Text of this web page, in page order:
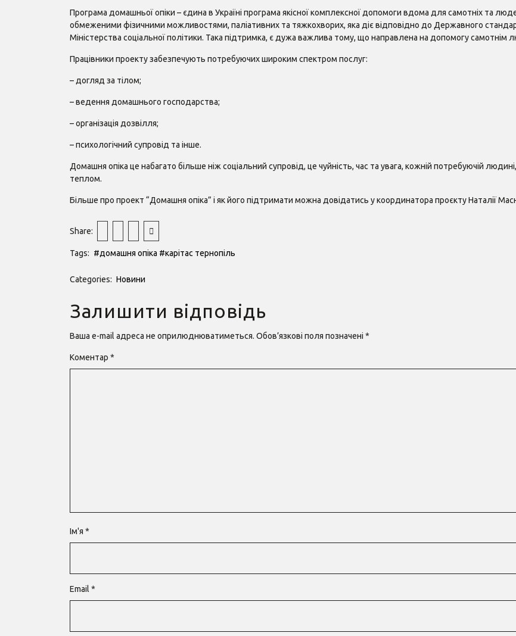
Програма домашньої опіки – єдина в Україні програма якісної комплексної допомоги вдома для самотніх та
обмеженими фізичними можливостями, паліативних та тяжкохворих, яка діє відповідно до Державного
Міністерства соціальної політики. Така підтримка, є дужа важлива тому, що направлена на допомогу самотнім
Працівники проекту забезпечують потребуючих широким спектром послуг:
– догляд за тілом;
– ведення домашнього господарства;
– організація дозвілля;
– психологічний супровід та інше.
Домашня опіка це набагато більше ніж соціальний супровід, це чуйність, час та увага, кожній потребуючій
теплом.
Більше про проект “Домашня опіка” і як його підтримати можна довідатись у координатора проєкту Наталії
Share:
Tags: #домашня опіка #карітас тернопіль
Categories: Новини
Залишити відповідь
Ваша e-mail адреса не оприлюднюватиметься. Обов’язкові поля позначені *
Коментар *
Ім'я *
Email *